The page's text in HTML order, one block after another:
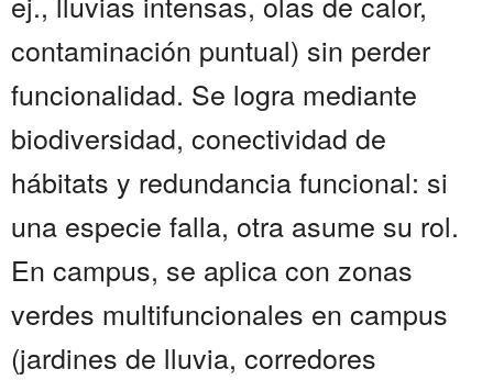
contaminación puntual) sin perder
funcionalidad. Se logra mediante
biodiversidad, conectividad de
hábitats y redundancia funcional: si
una especie falla, otra asume su rol.
En campus, se aplica con zonas
verdes multifuncionales en campus
(jardines de lluvia, corredores